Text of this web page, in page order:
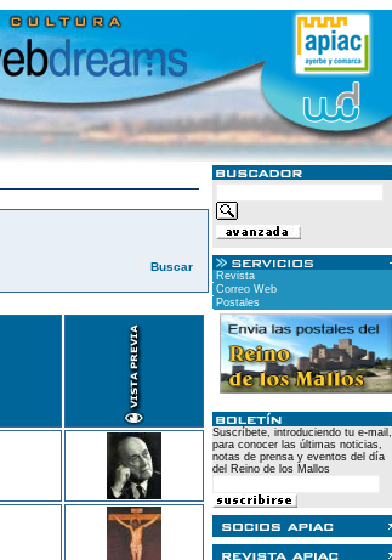
Revista
Correo Web
Postales
Suscríbete, introduciendo tu e-mail,
para conocer las últimas noticias,
notas de prensa y eventos del día
del Reino de los Mallos